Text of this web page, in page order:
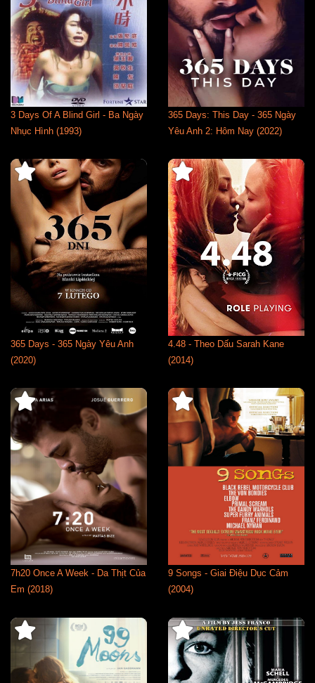
3 Days Of A Blind Girl - Ba Ngày
Nhục Hình (1993)
365 Days: This Day - 365 Ngày
Yêu Anh 2: Hôm Nay (2022)
365 Days - 365 Ngày Yêu Anh
(2020)
4.48 - Theo Dấu Sarah Kane
(2014)
7h20 Once A Week - Da Thịt Của
Em (2018)
9 Songs - Giai Điệu Dục Cảm
(2004)